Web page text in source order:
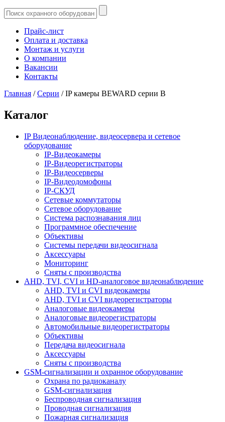
Прайс-лист
Оплата и доставка
Монтаж и услуги
О компании
Вакансии
Контакты
Главная /Серии /IP камеры BEWARD серии B
Каталог
IP Видеонаблюдение, видеосервера и сетевое
оборудование
IP-Видеокамеры
IP-Видеорегистраторы
IP-Видеосерверы
IP-Видеодомофоны
IP-СКУД
Сетевые коммутаторы
Сетевое оборудование
Система распознавания лиц
Программное обеспечение
Объективы
Системы передачи видеосигнала
Аксессуары
Мониторинг
Сняты с производства
AHD, TVI, CVI и HD-аналоговое видеонаблюдение
AHD, TVI и CVI видеокамеры
AHD, TVI и CVI видеорегистраторы
Аналоговые видеокамеры
Аналоговые видеорегистраторы
Автомобильные видеорегистраторы
Объективы
Передача видеосигнала
Аксессуары
Сняты с производства
GSM-сигнализации и охранное оборудование
Охрана по радиоканалу
GSM-сигнализация
Беспроводная сигнализация
Проводная сигнализация
Пожарная сигнализация